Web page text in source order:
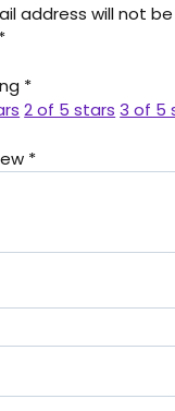
address will not
*
*
2 of 5 stars 3 of 5
*